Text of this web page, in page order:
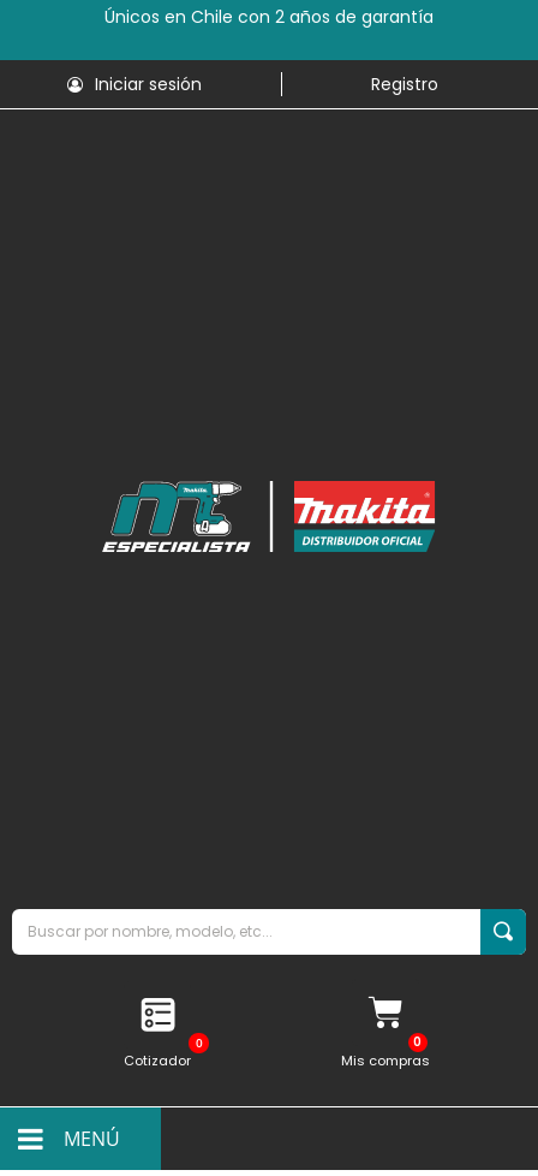
Únicos en Chile con 2 años de garantía
Iniciar sesión Registro
0
Cotizador Mis compras
MENÚ